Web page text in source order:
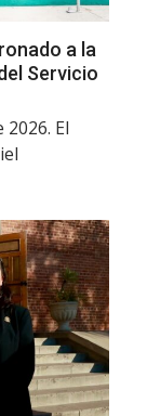
a la
Servicio
El